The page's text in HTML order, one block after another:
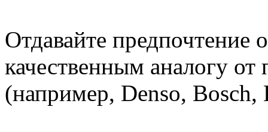
Отдавайте предпочтение
качественным аналогу
(например, Denso,